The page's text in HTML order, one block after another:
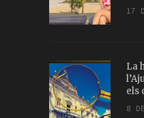
17
La
els
8